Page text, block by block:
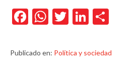
Facebook
WhatsApp
TwitterLinkedIn
Publicado en: Política y sociedad